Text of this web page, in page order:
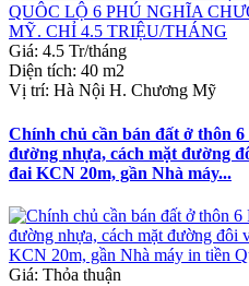
Giá: 4.5 Tr/tháng
Diện tích: 40 m2
Vị trí: Hà Nội H. Chương Mỹ
Chính chủ cần bán đất ở thôn
đường nhựa, cách mặt đường
đai KCN 20m, gần Nhà máy...
Giá: Thỏa thuận